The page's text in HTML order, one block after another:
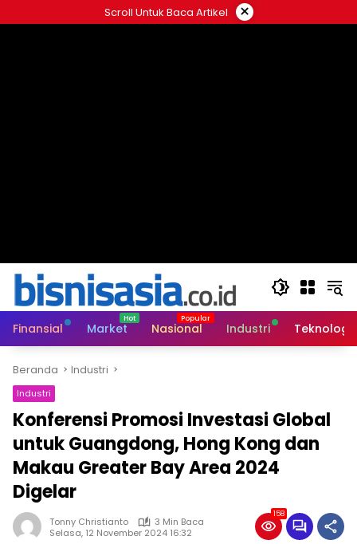
ke
Scroll Untuk Baca Artikel ×
Finansial Market Nasional Industri Teknologi
Beranda Industri
Industri
Konferensi Promosi Investasi Global
untuk Guangdong, Hong Kong dan
Makau Greater Bay Area 2024
Digelar
Tonny Christianto
3 Min Baca
Selasa, 12 November 2024 16:32
158